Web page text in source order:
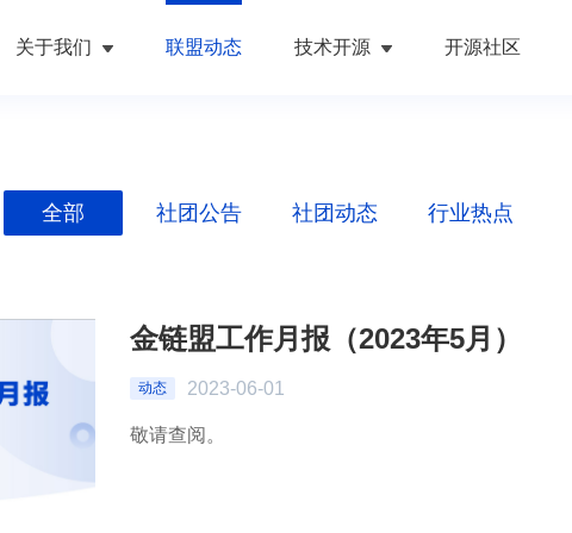
关于我们 联盟动态 技术开源 开源社区
全部 社团公告 社团动态 行业热点
金链盟工作月报（2023年5月）
动态 2023-06-01
敬请查阅。